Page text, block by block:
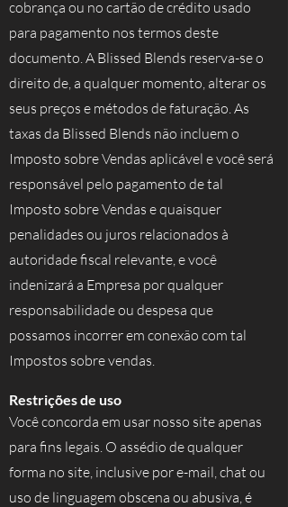
cobrança ou no cartão de crédito usado
para pagamento nos termos deste
documento. A Blissed Blends reserva-se o
direito de, a qualquer momento, alterar os
seus preços e métodos de faturação. As
taxas da Blissed Blends não incluem o
Imposto sobre Vendas aplicável e você será
responsável pelo pagamento de tal
Imposto sobre Vendas e quaisquer
penalidades ou juros relacionados à
autoridade fiscal relevante, e você
indenizará a Empresa por qualquer
responsabilidade ou despesa que
possamos incorrer em conexão com tal
Impostos sobre vendas.
Restrições de uso
Você concorda em usar nosso site apenas
para fins legais. O assédio de qualquer
forma no site, inclusive por e-mail, chat ou
uso de linguagem obscena ou abusiva, é